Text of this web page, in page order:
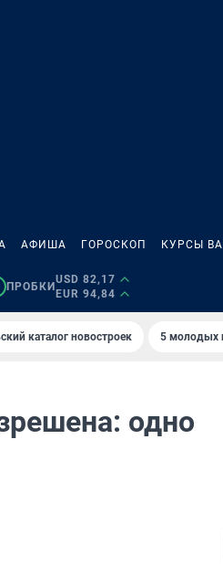
АФИША ГОРОСКОП КУРСЫ
ПРОБКИ
USD 82,17
EUR 94,84
каталог новостроек 5 молодых
одно